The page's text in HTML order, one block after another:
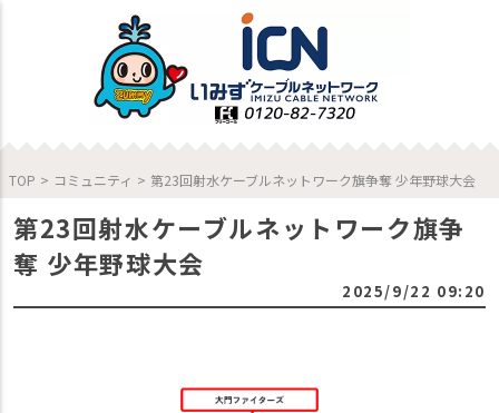
TOP > コミュニティ > 第23回射水ケーブルネットワーク旗争奪 少年野球大会
第23回射水ケーブルネットワーク旗争
奪 少年野球大会
2025/9/22 09:20